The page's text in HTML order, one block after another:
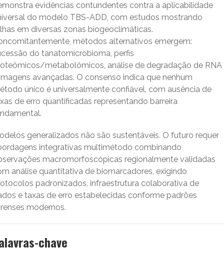
evidências contundentes contra a aplicabilidade
do modelo TBS-ADD, com estudos mostrando
em diversas zonas biogeoclimáticas.
métodos alternativos emergem:
do tanatomicrobioma, perfis
metabolômicos, análise de degradação de RNA
avançadas. O consenso indica que nenhum
único é universalmente confiável, com ausência de
de erro quantificadas representando barreira
generalizados não são sustentáveis. O futuro requer
integrativas multimétodo combinando
macromorfoscópicas regionalmente validadas
análise quantitativa de biomarcadores, exigindo
padronizados, infraestrutura colaborativa de
e taxas de erro estabelecidas conforme padrões
modernos.
chave